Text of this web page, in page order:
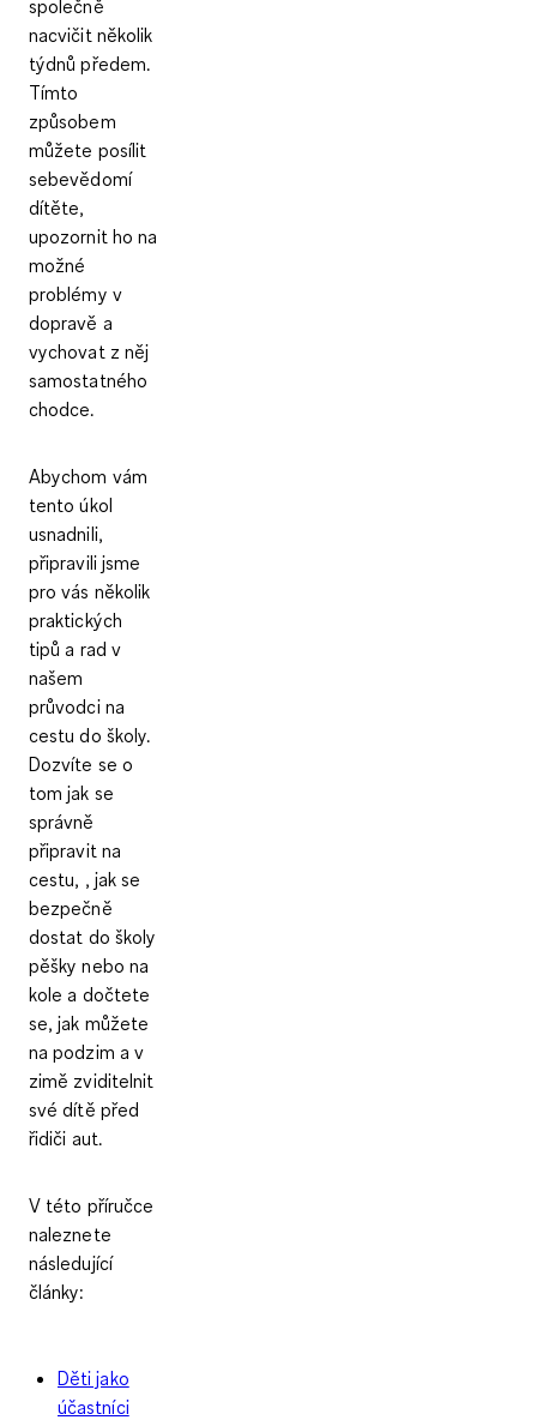
společně
nacvičit několik
týdnů předem.
Tímto
způsobem
můžete posílit
sebevědomí
dítěte,
upozornit ho na
možné
problémy v
dopravě a
vychovat z něj
samostatného
chodce.
Abychom vám
tento úkol
usnadnili,
připravili jsme
pro vás několik
praktických
tipů a rad v
našem
průvodci na
cestu do školy.
Dozvíte se o
tom jak se
správně
připravit na
cestu, , jak se
bezpečně
dostat do školy
pěšky nebo na
kole a dočtete
se, jak můžete
na podzim a v
zimě zviditelnit
své dítě před
řidiči aut.
V této příručce
naleznete
následující
články:
Děti jako
účastníci